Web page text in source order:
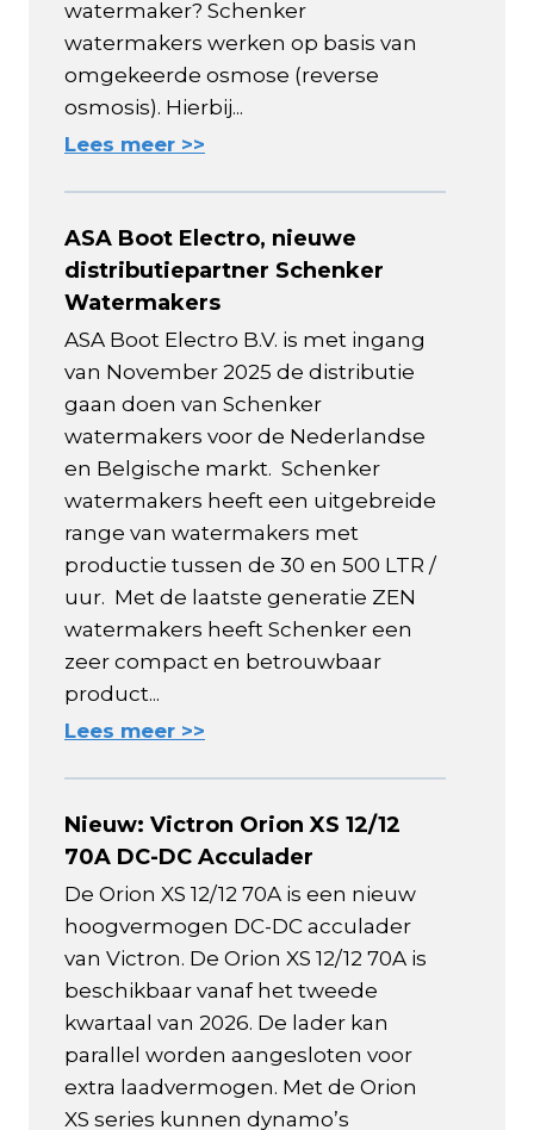
watermaker? Schenker
watermakers werken op basis van
omgekeerde osmose (reverse
osmosis). Hierbij...
Lees meer >>
ASA Boot Electro, nieuwe
distributiepartner Schenker
Watermakers
ASA Boot Electro B.V. is met ingang
van November 2025 de distributie
gaan doen van Schenker
watermakers voor de Nederlandse
en Belgische markt. Schenker
watermakers heeft een uitgebreide
range van watermakers met
productie tussen de 30 en 500 LTR /
uur. Met de laatste generatie ZEN
watermakers heeft Schenker een
zeer compact en betrouwbaar
product...
Lees meer >>
Nieuw: Victron Orion XS 12/12
70A DC-DC Acculader
De Orion XS 12/12 70A is een nieuw
hoogvermogen DC-DC acculader
van Victron. De Orion XS 12/12 70A is
beschikbaar vanaf het tweede
kwartaal van 2026. De lader kan
parallel worden aangesloten voor
extra laadvermogen. Met de Orion
XS series kunnen dynamo’s